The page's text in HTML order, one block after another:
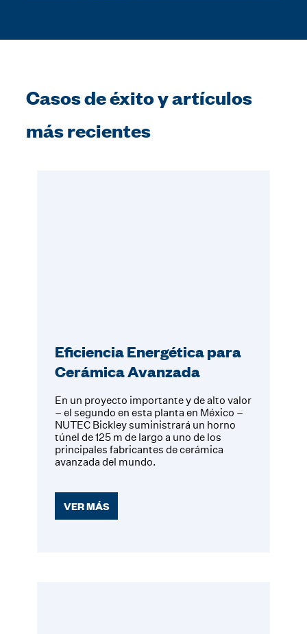
Casos de éxito y artículos
más recientes
Eficiencia Energética para
Cerámica Avanzada
En un proyecto importante y de alto valor
– el segundo en esta planta en México –
NUTEC Bickley suministrará un horno
túnel de 125 m de largo a uno de los
principales fabricantes de cerámica
avanzada del mundo.
VER MÁS